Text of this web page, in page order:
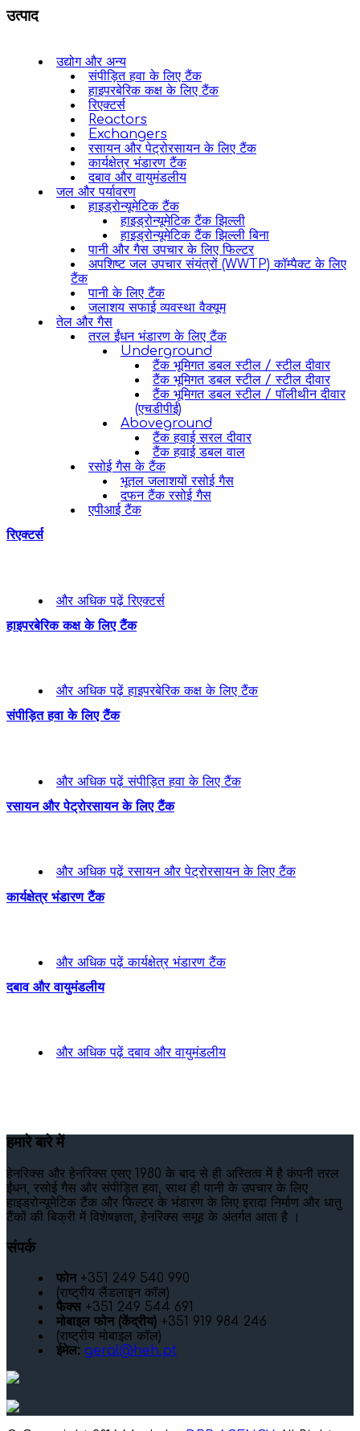
उत्पाद
उद्योग और अन्य
संपीड़ित हवा के लिए टैंक
हाइपरबेरिक कक्ष के लिए टैंक
रिएक्टर्स
Reactors
Exchangers
रसायन और पेट्रोरसायन के लिए टैंक
कार्यक्षेत्र भंडारण टैंक
दबाव और वायुमंडलीय
जल और पर्यावरण
हाइड्रोन्यूमेटिक टैंक
हाइड्रोन्यूमेटिक टैंक झिल्ली
हाइड्रोन्यूमेटिक टैंक झिल्ली बिना
पानी और गैस उपचार के लिए फिल्टर
अपशिष्ट जल उपचार संयंत्रों (WWTP) कॉम्पैक्ट के लिए
टैंक
पानी के लिए टैंक
जलाशय सफाई व्यवस्था वैक्यूम
तेल और गैस
तरल ईंधन भंडारण के लिए टैंक
Underground
टैंक भूमिगत डबल स्टील / स्टील दीवार
टैंक भूमिगत डबल स्टील / स्टील दीवार
टैंक भूमिगत डबल स्टील / पॉलीथीन दीवार
(एचडीपीई)
Aboveground
टैंक हवाई सरल दीवार
टैंक हवाई डबल वाल
रसोई गैस के टैंक
भूतल जलाशयों रसोई गैस
दफन टैंक रसोई गैस
एपीआई टैंक
रिएक्टर्स
और अधिक पढ़ें रिएक्टर्स
हाइपरबेरिक कक्ष के लिए टैंक
और अधिक पढ़ें हाइपरबेरिक कक्ष के लिए टैंक
संपीड़ित हवा के लिए टैंक
और अधिक पढ़ें संपीड़ित हवा के लिए टैंक
रसायन और पेट्रोरसायन के लिए टैंक
और अधिक पढ़ें रसायन और पेट्रोरसायन के लिए टैंक
कार्यक्षेत्र भंडारण टैंक
और अधिक पढ़ें कार्यक्षेत्र भंडारण टैंक
दबाव और वायुमंडलीय
और अधिक पढ़ें दबाव और वायुमंडलीय
हमारे बारे में
हेनरिक्स और हेनरिक्स एसए 1980 के बाद से ही अस्तित्व में है कंपनी तरल
ईंधन, रसोई गैस और संपीड़ित हवा, साथ ही पानी के उपचार के लिए
हाइड्रोन्यूमेटिक टैंक और फिल्टर के भंडारण के लिए इरादा निर्माण और धातु
टैंकों की बिक्री में विशेषज्ञता, हेनरिक्स समूह के अंतर्गत आता है ।
संपर्क
फोन+351 249 540 990
(राष्ट्रीय लैंडलाइन कॉल)
फैक्स+351 249 544 691
मोबाइल फोन (केंद्रीय) +351 919 984 246
(राष्ट्रीय मोबाइल कॉल)
ईमेल: geral@heh.pt